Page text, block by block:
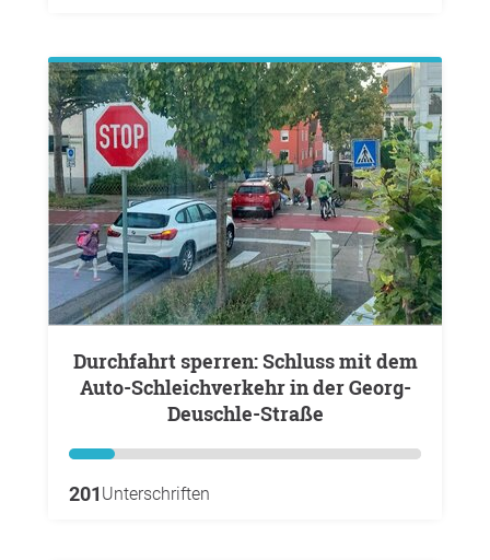
Durchfahrt sperren: Schluss mit dem
Auto-Schleichverkehr in der Georg-
Deuschle-Straße
201 Unterschriften